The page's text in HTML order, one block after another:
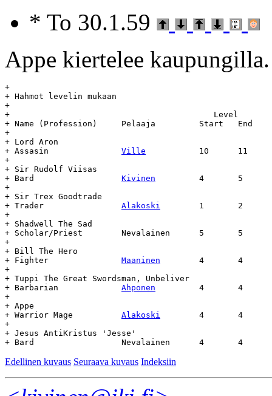
* To 30.1.59
Appe kiertelee kaupungilla.
+
+ Hahmot levelin mukaan
+
+  					   Level	   Day		Age
+ Name (Profession)	Pelaaja		Start	End	Start	End	(days)
+
+ Lord Aron
Ville
+
+ Sir Rudolf Viisas
Kivinen
+
+ Sir Trex Goodtrade
Alakoski
+
+ Shadwell The Sad
+ Scholar/Priest	Nevalainen	5	5	25.6.58	-	-
+
+ Bill The Hero
Maaninen
+
+ Tuppi The Great Swordsman, Unbeliver
Ahponen
+
+ Appe
Alakoski
+
+ Jesus AntiKristus 'Jesse'
Edellinen kuvaus Seuraava kuvaus Indeksiin